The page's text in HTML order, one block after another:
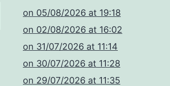
​on 05/08/2026 at 19:18
​on 02/08/2026 at 16:02
​on 31/07/2026 at 11:14
​on 30/07/2026 at 11:28
​on 29/07/2026 at 11:35